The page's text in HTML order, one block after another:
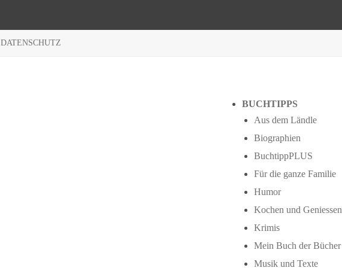
DATENSCHUTZ
BUCHTIPPS
Aus dem Ländle
Biographien
BuchtippPLUS
Für die ganze Familie
Humor
Kochen und Geniessen
Krimis
Mein Buch der Bücher
Musik und Texte